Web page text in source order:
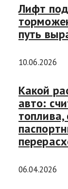
Лифт
путь
10.06.2026
Какой
авто:
топлива,
06.04.2026